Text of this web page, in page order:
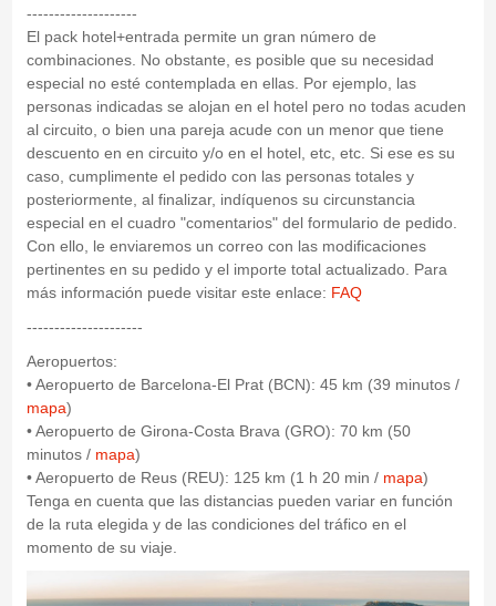
--------------------
El pack hotel+entrada permite un gran número de
combinaciones. No obstante, es posible que su necesidad
especial no esté contemplada en ellas. Por ejemplo, las
personas indicadas se alojan en el hotel pero no todas acuden
al circuito, o bien una pareja acude con un menor que tiene
descuento en en circuito y/o en el hotel, etc, etc. Si ese es su
caso, cumplimente el pedido con las personas totales y
posteriormente, al finalizar, indíquenos su circunstancia
especial en el cuadro "comentarios" del formulario de pedido.
Con ello, le enviaremos un correo con las modificaciones
pertinentes en su pedido y el importe total actualizado. Para
más información puede visitar este enlace: FAQ
---------------------
Aeropuertos:
• Aeropuerto de Barcelona-El Prat (BCN): 45 km (39 minutos /
mapa)
• Aeropuerto de Girona-Costa Brava (GRO): 70 km (50
minutos / mapa)
• Aeropuerto de Reus (REU): 125 km (1 h 20 min / mapa)
Tenga en cuenta que las distancias pueden variar en función
de la ruta elegida y de las condiciones del tráfico en el
momento de su viaje.